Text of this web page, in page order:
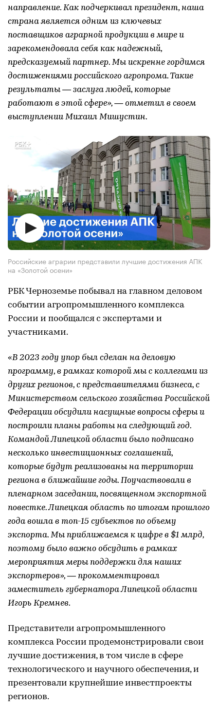
направление. Как подчеркивал президент, наша
страна является одним из ключевых
поставщиков аграрной продукции в мире и
зарекомендовала себя как надежный,
предсказуемый партнер. Мы искренне гордимся
достижениями российского агропрома. Такие
результаты — заслуга людей, которые
работают в этой сфере», — отметил в своем
выступлении Михаил Мишустин.
Российские аграрии представили лучшие достижения АПК
на «Золотой осени»
РБК Черноземье побывал на главном деловом
событии агропромышленного комплекса
России и пообщался с экспертами и
участниками.
«В 2023 году упор был сделан на деловую
программу, в рамках которой мы с коллегами из
других регионов, с представителями бизнеса, с
Министерством сельского хозяйства Российской
Федерации обсудили насущные вопросы сферы и
построили планы работы на следующий год.
Командой Липецкой области было подписано
несколько инвестиционных соглашений,
которые будут реализованы на территории
региона в ближайшие годы. Поучаствовали в
пленарном заседании, посвященном экспортной
повестке. Липецкая область по итогам прошлого
года вошла в топ-15 субъектов по объему
экспорта. Мы приближаемся к цифре в $1 млрд,
поэтому было важно обсудить в рамках
мероприятия меры поддержки для наших
экспортеров», — прокомментировал
заместитель губернатора Липецкой области
Игорь Кремнев.
Представители агропромышленного
комплекса России продемонстрировали свои
лучшие достижения, в том числе в сфере
технологического и научного обеспечения, и
презентовали крупнейшие инвестпроекты
регионов.